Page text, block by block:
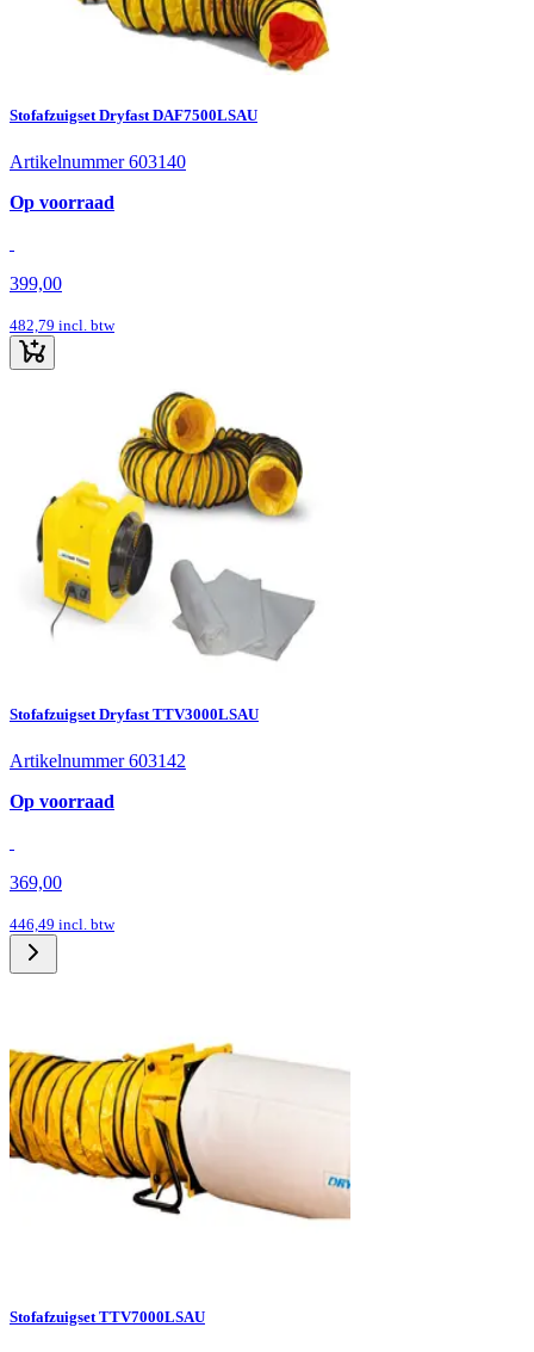
Stofafzuigset Dryfast DAF7500LSAU
Artikelnummer 603140
Op voorraad
399,00
482,79 incl. btw
Stofafzuigset Dryfast TTV3000LSAU
Artikelnummer 603142
Op voorraad
369,00
446,49 incl. btw
Stofafzuigset TTV7000LSAU